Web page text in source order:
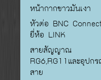
หน้ากากขาวมันเงา
หัวต่อ BNC
ยี่ห้อ LINK
สายสัญญาณ
RG6,RG11และอุปก
สาย